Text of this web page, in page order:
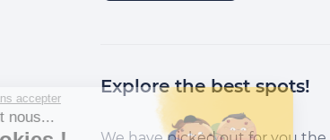
Explore the best spots!
Continuer sans accepter
Salut c'est nous...